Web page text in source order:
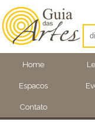
Home
Espacos
Contato